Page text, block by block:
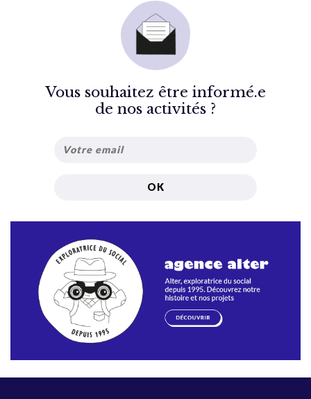
Vous souhaitez être informé.e
de nos activités ?